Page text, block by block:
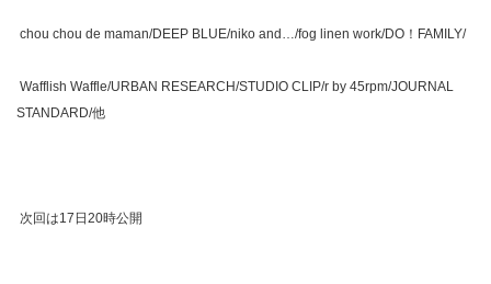
chou chou de maman/DEEP BLUE/niko and…/fog linen work/DO！FAMILY/
Wafflish Waffle/URBAN RESEARCH/STUDIO CLIP/r by 45rpm/JOURNAL
STANDARD/他
次回は17日20時公開